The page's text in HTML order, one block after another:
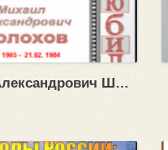
Михаил Александрович Шолохов (24.05.1905 - 21.02.1984)